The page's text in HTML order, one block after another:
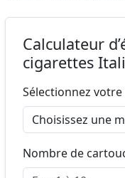
Calculateur
cigarettes
Sélectionnez
Nombre de